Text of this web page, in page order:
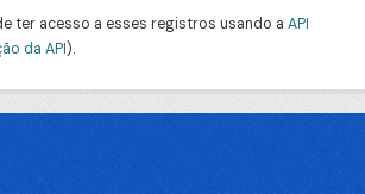
ter acesso a esses registros usando a API
da API).